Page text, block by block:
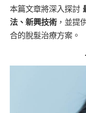
本篇文章將深入探討
法、新興技術，並提
合的脫髮治療方案。